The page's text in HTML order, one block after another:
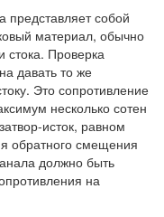
представляет собой
материал, обычно
стока. Проверка
давать то же
Это сопротивление
несколько сотен
исток, равном
обратного смещения
должно быть
на